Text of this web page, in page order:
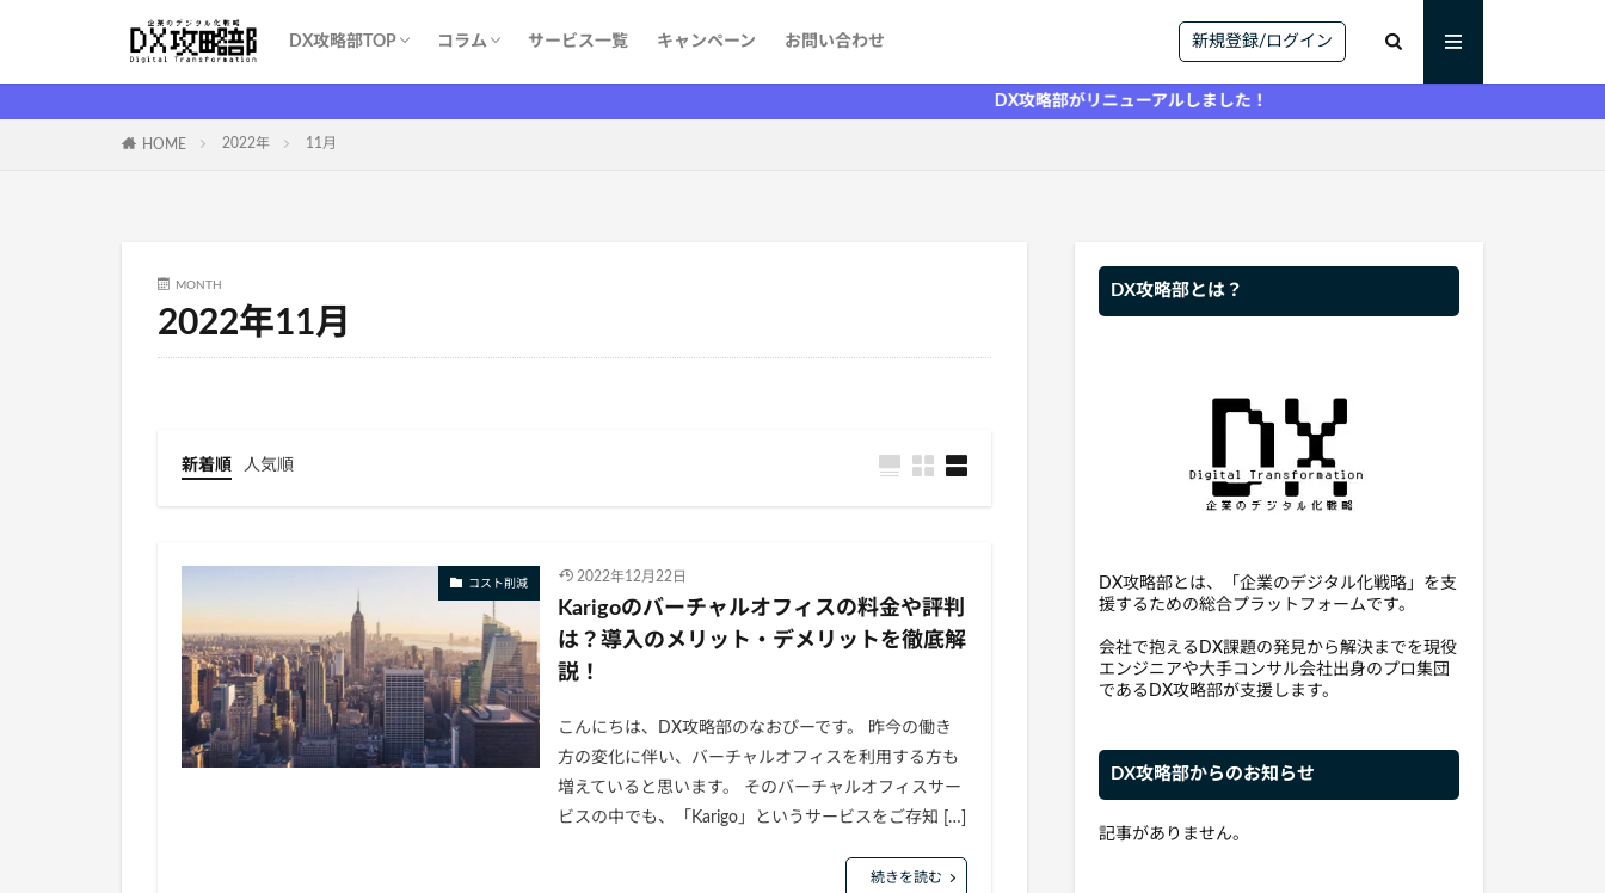
DX攻略部TOP コラム サービス一覧 キャンペーン お問い合わせ 新規登録/ログイン
DX攻略部がリニューアルしました！
HOME 2022年 11月
MONTH
2022年11月
新着順 人気順
コスト削減 2022年12月22日
Karigoのバーチャルオフィスの料金や評判
は？導入のメリット・デメリットを徹底解
説！
こんにちは、DX攻略部のなおぴーです。 昨今の働き
方の変化に伴い、バーチャルオフィスを利用する方も
増えていると思います。 そのバーチャルオフィスサー
ビスの中でも、「Karigo」というサービスをご存知 […]
続きを読む
DX攻略部とは？
DX攻略部とは、「企業のデジタル化戦略」を支
援するための総合プラットフォームです。
会社で抱えるDX課題の発見から解決までを現役
エンジニアや大手コンサル会社出身のプロ集団
であるDX攻略部が支援します。
DX攻略部からのお知らせ
記事がありません。